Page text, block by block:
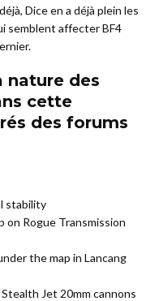
Dice en a déjà plein les
semblent affecter BF4
nature des
cette
des forums
stability
on Rogue Transmission
the map in Lancang
Jet 20mm cannons